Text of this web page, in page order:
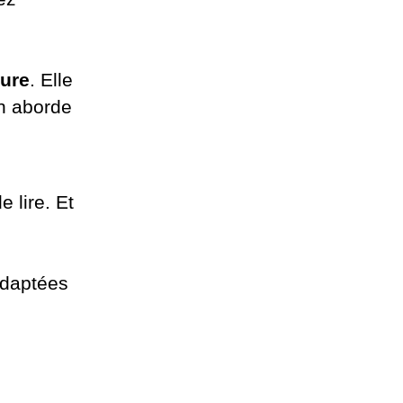
. Elle
aborde
lire. Et